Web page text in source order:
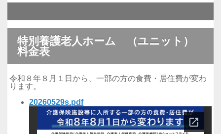
特別養護老人ホーム （ユニット）
料金表
令和８年８月１日から、一部の方の食費・居住費が変わ
ります。
20260529s.pdf